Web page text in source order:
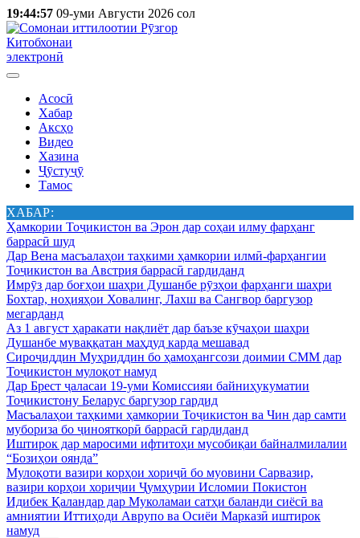
19:44:57 09-уми Августи 2026 сол
Китобхонаи
электронӣ
Асосӣ
Хабар
Аксҳо
Видео
Хазина
Ҷӯстуҷӯ
Тамос
ХАБАР:
Ҳамкории Тоҷикистон ва Эрон дар соҳаи илму фарҳанг
баррасӣ шуд
Дар Вена масъалаҳои таҳкими ҳамкории илмӣ-фарҳангии
Тоҷикистон ва Австрия баррасӣ гардиданд
Имрӯз дар боғҳои шаҳри Душанбе рӯзҳои фарҳанги шаҳри
Бохтар, ноҳияҳои Ховалинг, Лахш ва Сангвор баргузор
мегарданд
Аз 1 август ҳаракати нақлиёт дар баъзе кӯчаҳои шаҳри
Душанбе муваққатан маҳдуд карда мешавад
Сироҷиддин Муҳриддин бо ҳамоҳангсози доимии СММ дар
Тоҷикистон мулоқот намуд
Дар Брест ҷаласаи 19-уми Комиссияи байниҳукуматии
Тоҷикистону Беларус баргузор гардид
Масъалаҳои таҳкими ҳамкории Тоҷикистон ва Чин дар самти
мубориза бо ҷинояткорӣ баррасӣ гардиданд
Иштирок дар маросими ифтитоҳи мусобиқаи байналмилалии
“Бозиҳои оянда”
Мулоқоти вазири корҳои хориҷӣ бо муовини Сарвазир,
вазири корҳои хориҷии Ҷумҳурии Исломии Покистон
Идибек Қаландар дар Муколамаи сатҳи баланди сиёсӣ ва
амниятии Иттиҳоди Аврупо ва Осиёи Марказӣ иштирок
намуд